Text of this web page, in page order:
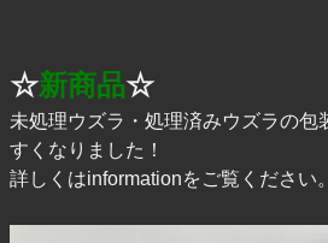
☆新商品☆
未処理ウズラ・処理済みウズラの包
すくなりました！
詳しくはinformationをご覧ください。